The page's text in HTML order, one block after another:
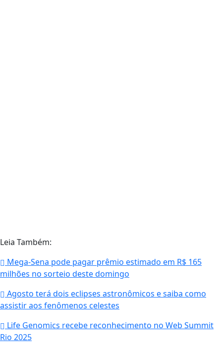
Leia Também:
Mega-Sena pode pagar prêmio estimado em R$ 165
milhões no sorteio deste domingo
Agosto terá dois eclipses astronômicos e saiba como
assistir aos fenômenos celestes
Life Genomics recebe reconhecimento no Web Summit
Rio 2025